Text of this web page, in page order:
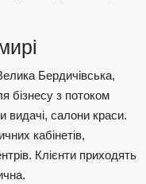
Бердичівська,
бізнесу з потоком
видачі, салони краси.
кабінетів,
Клієнти приходять